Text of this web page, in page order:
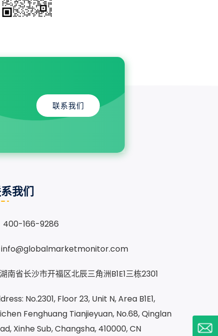
联系我们
我们
400-166-9286
info@globalmarketmonitor.com
湖南省长沙市开福区北辰三角洲B1E1三栋2301
No.2301, Floor 23, Unit N, Area B1E1,
Fenghuang Tianjieyuan, No.68, Qinglan
Xinhe Sub, Changsha, 410000, CN